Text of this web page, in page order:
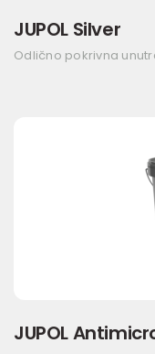
JUPOL Silver
Odlično pokrivna
JUPOL